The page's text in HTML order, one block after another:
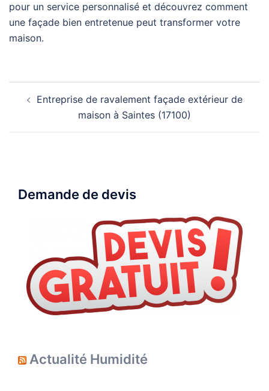
pour un service personnalisé et découvrez comment
une façade bien entretenue peut transformer votre
maison.
d’article
Entreprise de ravalement façade extérieur de
maison à Saintes (17100)
Demande de devis
Actualité Humidité